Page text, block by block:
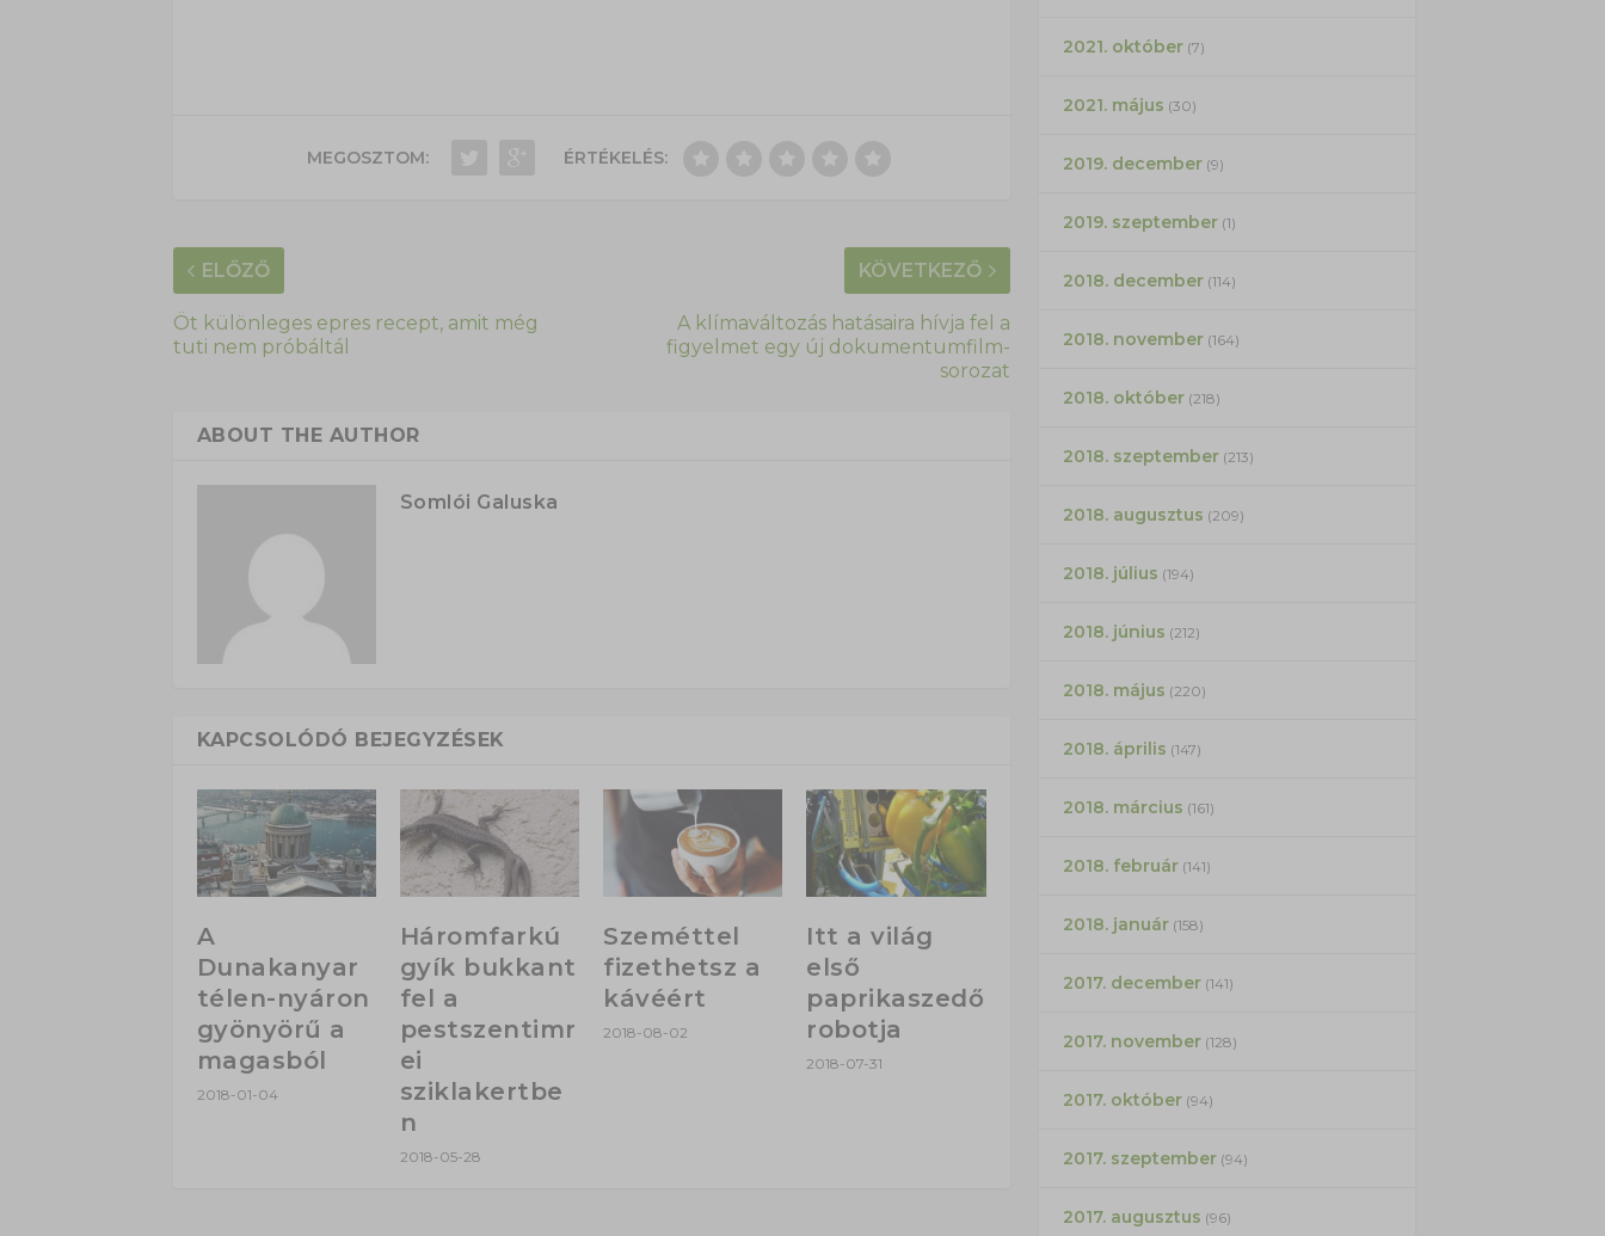
MEGOSZTOM: ÉRTÉKELÉS:
ELŐZŐ
Öt különleges epres recept, amit még
tuti nem próbáltál
KÖVETKEZŐ
A klímaváltozás hatásaira hívja fel a
figyelmet egy új dokumentumfilm-
sorozat
ABOUT THE AUTHOR
Somlói Galuska
KAPCSOLÓDÓ BEJEGYZÉSEK
A
Dunakanyar
télen-nyáron
gyönyörű a
magasból
2018-01-04
Háromfarkú
gyík bukkant
fel a
pestszentimr
ei
sziklakertbe
n
2018-05-28
Szeméttel
fizethetsz a
kávéért
2018-08-02
Itt a világ
első
paprikaszedő
robotja
2018-07-31
2021. október(7)
2021. május (30)
2019. december(9)
2019. szeptember(1)
2018. december(114)
2018. november(164)
2018. október(218)
2018. szeptember(213)
2018. augusztus (209)
2018. július (194)
2018. június (212)
2018. május (220)
2018. április (147)
2018. március (161)
2018. február(141)
2018. január(158)
2017. december(141)
2017. november(128)
2017. október(94)
2017. szeptember(94)
2017. augusztus (96)